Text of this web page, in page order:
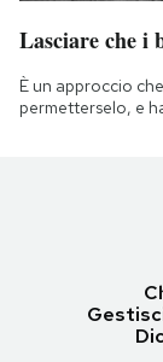
Lasciare che i
È un approccio
permetterselo, e